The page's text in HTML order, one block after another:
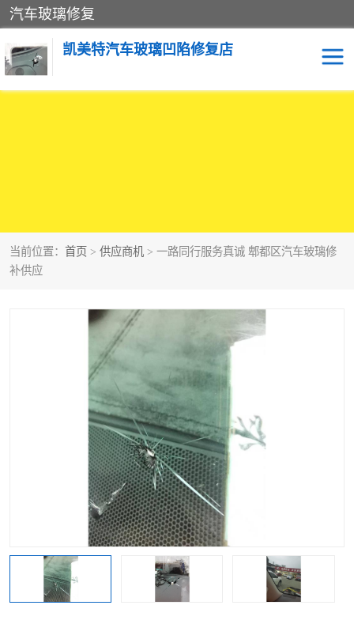
汽车玻璃修复
凯美特汽车玻璃凹陷修复店
当前位置： 首页 > 供应商机 > 一路同行服务真诚 郫都区汽车玻璃修
补供应